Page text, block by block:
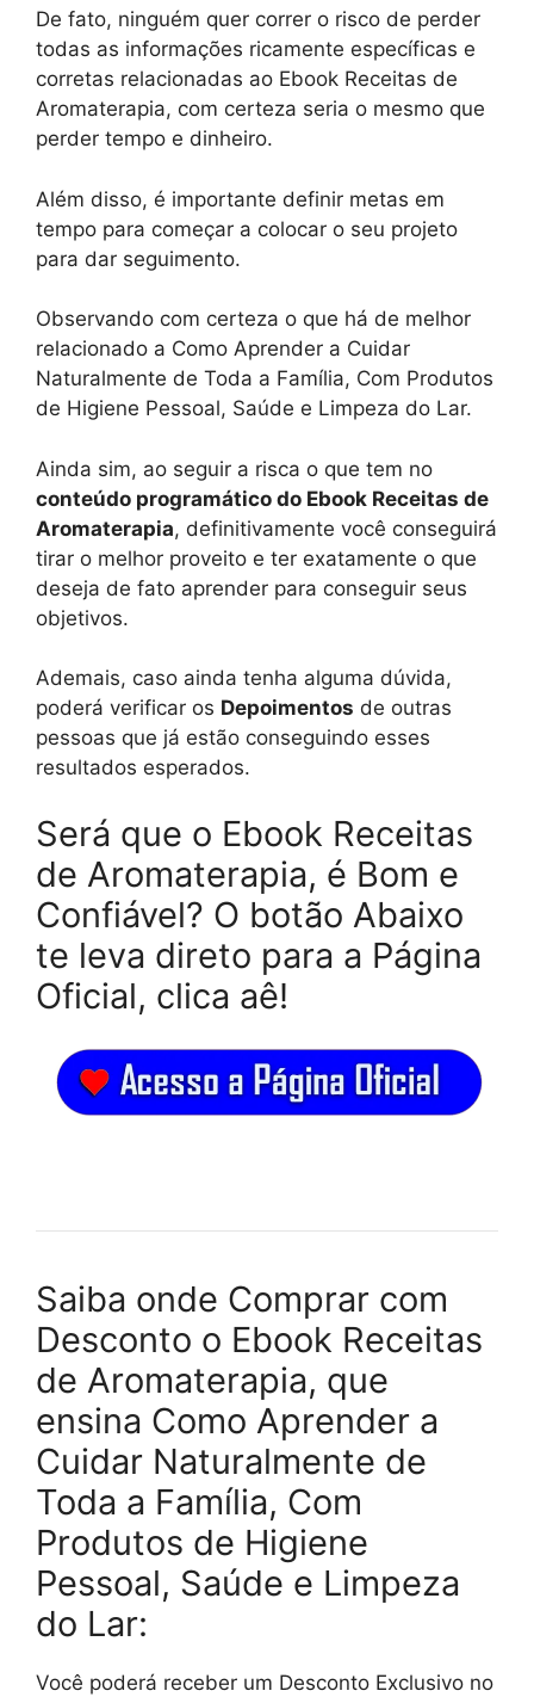
De fato, ninguém quer correr o risco de perder
todas as informações ricamente específicas e
corretas relacionadas ao Ebook Receitas de
Aromaterapia, com certeza seria o mesmo que
perder tempo e dinheiro.
Além disso, é importante definir metas em
tempo para começar a colocar o seu projeto
para dar seguimento.
Observando com certeza o que há de melhor
relacionado a Como Aprender a Cuidar
Naturalmente de Toda a Família, Com Produtos
de Higiene Pessoal, Saúde e Limpeza do Lar.
Ainda sim, ao seguir a risca o que tem no
conteúdo programático do Ebook Receitas de
Aromaterapia, definitivamente você conseguirá
tirar o melhor proveito e ter exatamente o que
deseja de fato aprender para conseguir seus
objetivos.
Ademais, caso ainda tenha alguma dúvida,
poderá verificar os Depoimentos de outras
pessoas que já estão conseguindo esses
resultados esperados.
Será que o Ebook Receitas
de Aromaterapia, é Bom e
Confiável? O botão Abaixo
te leva direto para a Página
Oficial, clica aê!
Saiba onde Comprar com
Desconto o Ebook Receitas
de Aromaterapia, que
ensina Como Aprender a
Cuidar Naturalmente de
Toda a Família, Com
Produtos de Higiene
Pessoal, Saúde e Limpeza
do Lar:
Você poderá receber um Desconto Exclusivo no